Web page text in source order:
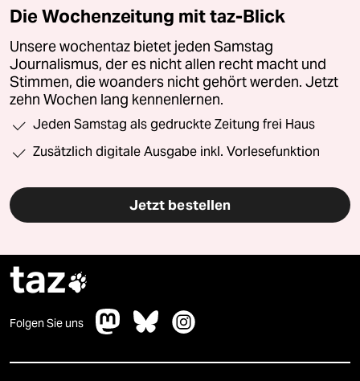
Die Wochenzeitung mit taz-Blick
Unsere wochentaz bietet jeden Samstag
Journalismus, der es nicht allen recht macht und
Stimmen, die woanders nicht gehört werden. Jetzt
zehn Wochen lang kennenlernen.
Jeden Samstag als gedruckte Zeitung frei Haus
Zusätzlich digitale Ausgabe inkl. Vorlesefunktion
Jetzt bestellen
taz
Folgen Sie uns